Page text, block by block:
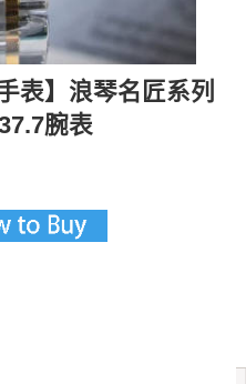
表】浪琴名匠系列
腕表